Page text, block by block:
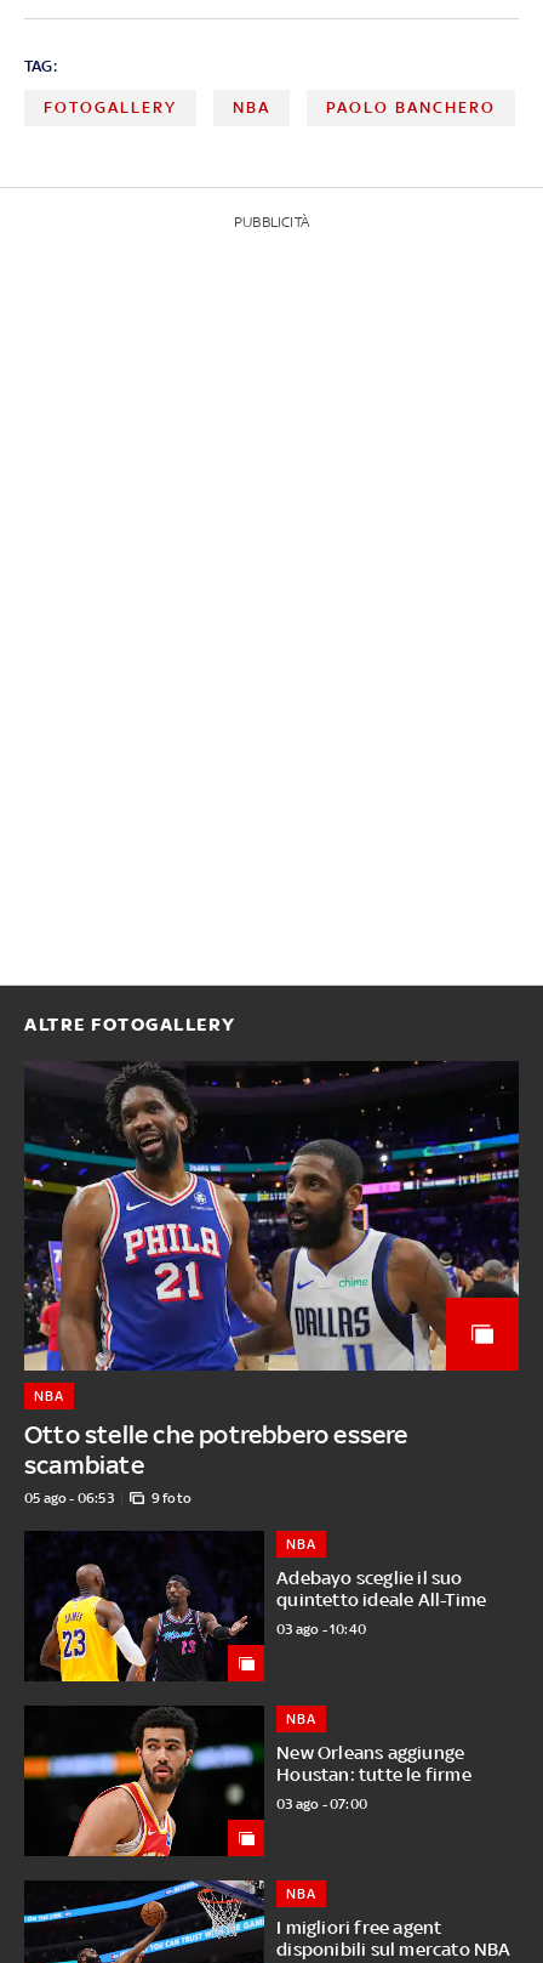
TAG:
FOTOGALLERY NBA PAOLO BANCHERO
PUBBLICITÀ
ALTRE FOTOGALLERY
Otto stelle che potrebbero essere
scambiate
NBA
05 ago - 06:53 9 foto
Adebayo sceglie il suo
quintetto ideale All-Time
NBA
03 ago - 10:40
New Orleans aggiunge
Houstan: tutte le firme
NBA
03 ago - 07:00
I migliori free agent
disponibili sul mercato NBA
NBA